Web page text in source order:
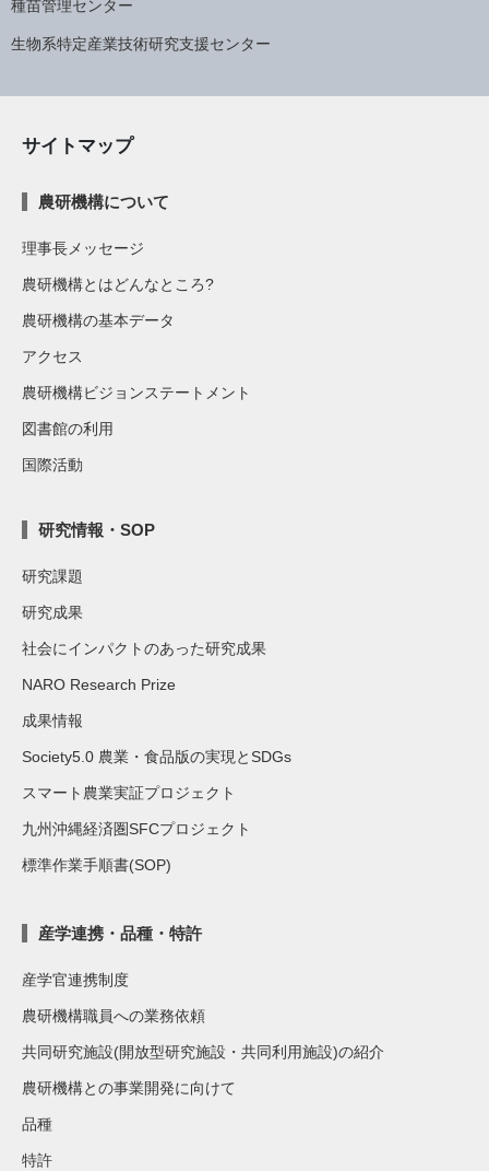
種苗管理センター
生物系特定産業技術研究支援センター
サイトマップ
農研機構について
理事長メッセージ
農研機構とはどんなところ?
農研機構の基本データ
アクセス
農研機構ビジョンステートメント
図書館の利用
国際活動
研究情報・SOP
研究課題
研究成果
社会にインパクトのあった研究成果
NARO Research Prize
成果情報
Society5.0 農業・食品版の実現とSDGs
スマート農業実証プロジェクト
九州沖縄経済圏SFCプロジェクト
標準作業手順書(SOP)
産学連携・品種・特許
産学官連携制度
農研機構職員への業務依頼
共同研究施設(開放型研究施設・共同利用施設)の紹介
農研機構との事業開発に向けて
品種
特許